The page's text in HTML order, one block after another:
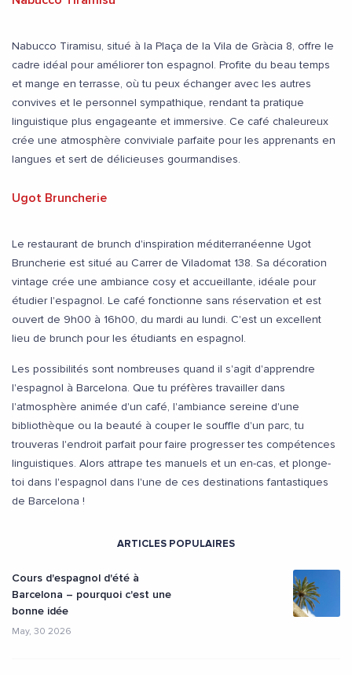
Nabucco Tiramisu, situé à la Plaça de la Vila de Gràcia 8, offre le
cadre idéal pour améliorer ton espagnol. Profite du beau temps
et mange en terrasse, où tu peux échanger avec les autres
convives et le personnel sympathique, rendant ta pratique
linguistique plus engageante et immersive. Ce café chaleureux
crée une atmosphère conviviale parfaite pour les apprenants en
langues et sert de délicieuses gourmandises.
Ugot Bruncherie
Le restaurant de brunch d'inspiration méditerranéenne Ugot
Bruncherie est situé au Carrer de Viladomat 138. Sa décoration
vintage crée une ambiance cosy et accueillante, idéale pour
étudier l'espagnol. Le café fonctionne sans réservation et est
ouvert de 9h00 à 16h00, du mardi au lundi. C'est un excellent
lieu de brunch pour les étudiants en espagnol.
Les possibilités sont nombreuses quand il s'agit d'apprendre
l'espagnol à Barcelona. Que tu préfères travailler dans
l'atmosphère animée d'un café, l'ambiance sereine d'une
bibliothèque ou la beauté à couper le souffle d'un parc, tu
trouveras l'endroit parfait pour faire progresser tes compétences
linguistiques. Alors attrape tes manuels et un en-cas, et plonge-
toi dans l'espagnol dans l'une de ces destinations fantastiques
de Barcelona !
ARTICLES POPULAIRES
Cours d'espagnol d'été à
Barcelona – pourquoi c'est une
bonne idée
May, 30 2026